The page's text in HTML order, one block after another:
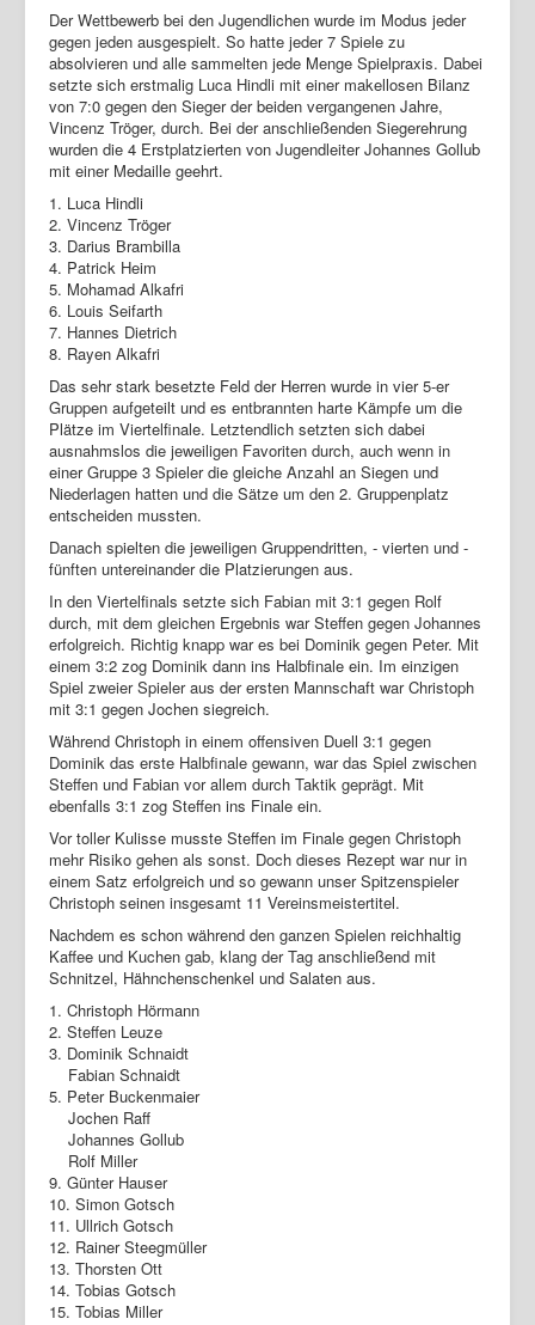
Der Wettbewerb bei den Jugendlichen wurde im Modus jeder
gegen jeden ausgespielt. So hatte jeder 7 Spiele zu
absolvieren und alle sammelten jede Menge Spielpraxis. Dabei
setzte sich erstmalig Luca Hindli mit einer makellosen Bilanz
von 7:0 gegen den Sieger der beiden vergangenen Jahre,
Vincenz Tröger, durch. Bei der anschließenden Siegerehrung
wurden die 4 Erstplatzierten von Jugendleiter Johannes Gollub
mit einer Medaille geehrt.
1. Luca Hindli
2. Vincenz Tröger
3. Darius Brambilla
4. Patrick Heim
5. Mohamad Alkafri
6. Louis Seifarth
7. Hannes Dietrich
8. Rayen Alkafri
Das sehr stark besetzte Feld der Herren wurde in vier 5-er
Gruppen aufgeteilt und es entbrannten harte Kämpfe um die
Plätze im Viertelfinale. Letztendlich setzten sich dabei
ausnahmslos die jeweiligen Favoriten durch, auch wenn in
einer Gruppe 3 Spieler die gleiche Anzahl an Siegen und
Niederlagen hatten und die Sätze um den 2. Gruppenplatz
entscheiden mussten.
Danach spielten die jeweiligen Gruppendritten, - vierten und -
fünften untereinander die Platzierungen aus.
In den Viertelfinals setzte sich Fabian mit 3:1 gegen Rolf
durch, mit dem gleichen Ergebnis war Steffen gegen Johannes
erfolgreich. Richtig knapp war es bei Dominik gegen Peter. Mit
einem 3:2 zog Dominik dann ins Halbfinale ein. Im einzigen
Spiel zweier Spieler aus der ersten Mannschaft war Christoph
mit 3:1 gegen Jochen siegreich.
Während Christoph in einem offensiven Duell 3:1 gegen
Dominik das erste Halbfinale gewann, war das Spiel zwischen
Steffen und Fabian vor allem durch Taktik geprägt. Mit
ebenfalls 3:1 zog Steffen ins Finale ein.
Vor toller Kulisse musste Steffen im Finale gegen Christoph
mehr Risiko gehen als sonst. Doch dieses Rezept war nur in
einem Satz erfolgreich und so gewann unser Spitzenspieler
Christoph seinen insgesamt 11 Vereinsmeistertitel.
Nachdem es schon während den ganzen Spielen reichhaltig
Kaffee und Kuchen gab, klang der Tag anschließend mit
Schnitzel, Hähnchenschenkel und Salaten aus.
1. Christoph Hörmann
2. Steffen Leuze
3. Dominik Schnaidt
Fabian Schnaidt
5. Peter Buckenmaier
Jochen Raff
Johannes Gollub
Rolf Miller
9. Günter Hauser
10. Simon Gotsch
11. Ullrich Gotsch
12. Rainer Steegmüller
13. Thorsten Ott
14. Tobias Gotsch
15. Tobias Miller